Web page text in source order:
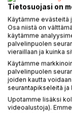
Lisää muistilistalle
Arvostele tuote
KUVAUS
Tietosuojasi on
Käytämme evästeitä
Osa niistä on
käytämme
palvelinpuolen
vieraillaan ja kuinka
Käytämme
palvelinpuolen
joiden kautta
seurantapikseleitä ja
Upotamme lisäksi
videoalustoja).